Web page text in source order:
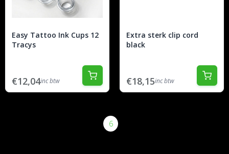
Easy Tattoo Ink Cups 12
Tracys
€12,04inc btw
Extra sterk clip cord
black
€18,15inc btw
6